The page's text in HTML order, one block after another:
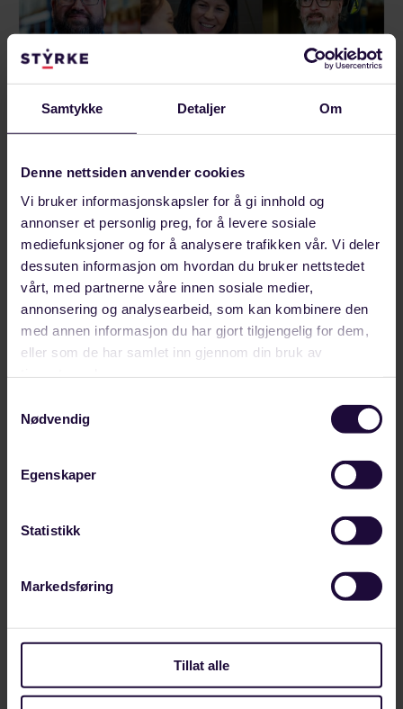
Samtykke Detaljer Om
Denne nettsiden anvender cookies
Vi bruker informasjonskapsler for å gi innhold og
annonser et personlig preg, for å levere sosiale
mediefunksjoner og for å analysere trafikken vår. Vi deler
dessuten informasjon om hvordan du bruker nettstedet
vårt, med partnerne våre innen sosiale medier,
annonsering og analysearbeid, som kan kombinere den
med annen informasjon du har gjort tilgjengelig for dem,
eller som de har samlet inn gjennom din bruk av
Nødvendig
Egenskaper
Statistikk
Markedsføring
Tillat alle
MAI 07, 2026
Styrke lanserer en ny digital verktøykasse
for tillitsvalgte
- De tillitsvalgte er ryggraden i forbundet vårt, og
med denne portalen ønsker vi å gi dem enda
bedre støtte…
APRIL 16, 2026
Enighet mellom LO og Spekter